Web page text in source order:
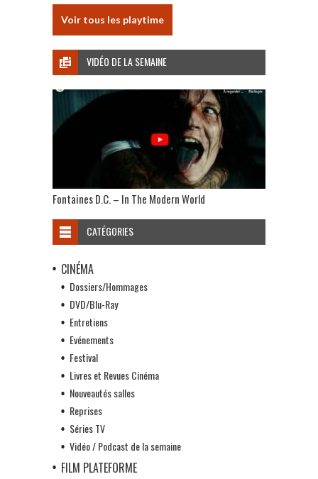
Voir tous les playtime
VIDÉO DE LA SEMAINE
Fontaines D.C. – In The Modern World
CATÉGORIES
CINÉMA
Dossiers/Hommages
DVD/Blu-Ray
Entretiens
Evénements
Festival
Livres et Revues Cinéma
Nouveautés salles
Reprises
Séries TV
Vidéo / Podcast de la semaine
FILM PLATEFORME